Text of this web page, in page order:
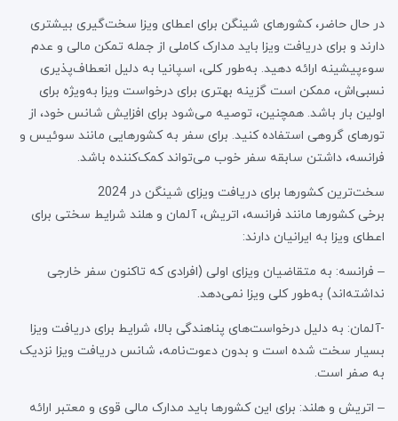
در حال حاضر، کشورهای شینگن برای اعطای ویزا سخت‌گیری بیشتری
دارند و برای دریافت ویزا باید مدارک کاملی از جمله تمکن مالی و عدم
سوءپیشینه ارائه دهید. به‌طور کلی، اسپانیا به دلیل انعطاف‌پذیری
نسبی‌اش، ممکن است گزینه بهتری برای درخواست ویزا به‌ویژه برای
اولین بار باشد. همچنین، توصیه می‌شود برای افزایش شانس خود، از
تورهای گروهی استفاده کنید. برای سفر به کشورهایی مانند سوئیس و
فرانسه، داشتن سابقه سفر خوب می‌تواند کمک‌کننده باشد.
سخت‌ترین کشورها برای دریافت ویزای شینگن در 2024
برخی کشورها مانند فرانسه، اتریش، آلمان و هلند شرایط سختی برای
اعطای ویزا به ایرانیان دارند:
– فرانسه: به متقاضیان ویزای اولی (افرادی که تاکنون سفر خارجی
نداشته‌اند) به‌طور کلی ویزا نمی‌دهد.
-آلمان: به دلیل درخواست‌های پناهندگی بالا، شرایط برای دریافت ویزا
بسیار سخت شده است و بدون دعوت‌نامه، شانس دریافت ویزا نزدیک
به صفر است.
– اتریش و هلند: برای این کشورها باید مدارک مالی قوی و معتبر ارائه